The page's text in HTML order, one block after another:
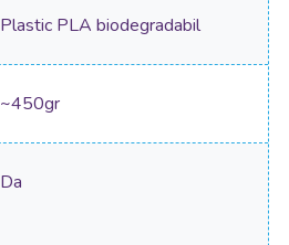
Plastic PLA biodegradabil
~450gr
Da